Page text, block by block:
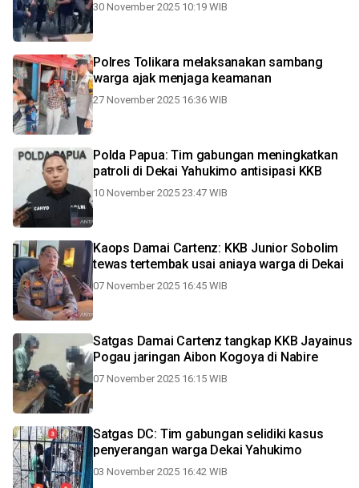
30 November 2025 10:19 WIB
Polres Tolikara melaksanakan sambang
warga ajak menjaga keamanan
27 November 2025 16:36 WIB
Polda Papua: Tim gabungan meningkatkan
patroli di Dekai Yahukimo antisipasi KKB
10 November 2025 23:47 WIB
Kaops Damai Cartenz: KKB Junior Sobolim
tewas tertembak usai aniaya warga di Dekai
07 November 2025 16:45 WIB
Satgas Damai Cartenz tangkap KKB Jayainus
Pogau jaringan Aibon Kogoya di Nabire
07 November 2025 16:15 WIB
Satgas DC: Tim gabungan selidiki kasus
penyerangan warga Dekai Yahukimo
03 November 2025 16:42 WIB